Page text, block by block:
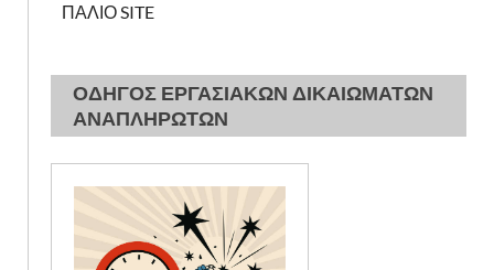
ΠΑΛΙΟ SITE
ΟΔΗΓΟΣ ΕΡΓΑΣΙΑΚΩΝ ΔΙΚΑΙΩΜΑΤΩΝ
ΑΝΑΠΛΗΡΩΤΩΝ